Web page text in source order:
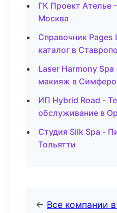
ГК Проект Ателье
Москва
Справочник Pages
каталог в
Laser Harmony
макияж в
ИП Hybrid Road -
обслуживание в
Студия Silk Spa -
Тольятти
← Все компании